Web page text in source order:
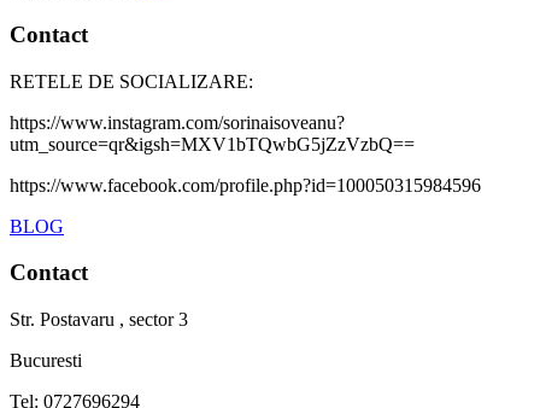
Contact
RETELE DE SOCIALIZARE:
https://www.instagram.com/sorinaisoveanu?
utm_source=qr&igsh=MXV1bTQwbG5jZzVzbQ==
https://www.facebook.com/profile.php?id=100050315984596
BLOG
Contact
Str. Postavaru , sector 3
Bucuresti
Tel: 0727696294